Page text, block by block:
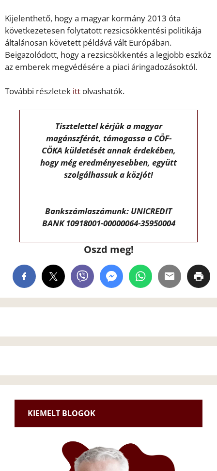
Kijelenthető, hogy a magyar kormány 2013 óta
következetesen folytatott rezsicsökkentési politikája
általánosan követett példává vált Európában.
Beigazolódott, hogy a rezsicsökkentés a legjobb eszköz
az emberek megvédésére a piaci áringadozásoktól.
További részletek itt olvashatók.
Tisztelettel kérjük a magyar
magánszférát, támogassa a CÖF-
CÖKA küldetését annak érdekében,
hogy még eredményesebben, együtt
szolgálhassuk a közjót!
Bankszámlaszámunk: UNICREDIT
BANK 10918001-00000064-35950004
Oszd meg!
KIEMELT BLOGOK